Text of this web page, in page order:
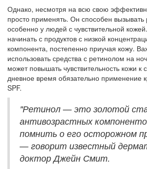
Однако, несмотря на всю свою
просто применять. Он способен вызывать
особенно у людей с чувствительной
начинать с продуктов с низкой
компонента, постепенно приучая кожу.
использовать средства с ретинолом на
может повышать чувствительность кожи к
дневное время обязательно применение
SPF.
"Ретинол — это золотой
антивозрастных
помнить о его осторожном
— говорит известный
доктор Джейн Смит.